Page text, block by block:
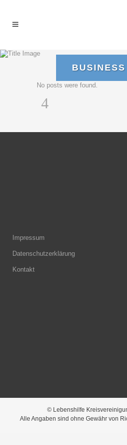
No posts were found.
Impressum
Datenschutzerklärung
Kontakt
© Lebenshilfe
Alle Angaben sind ohne Gewähr von